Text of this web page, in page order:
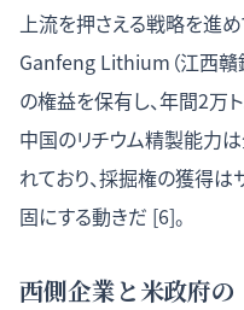
上流を押さえる戦略を進め
Ganfeng Lithium（江西贛
の権益を保有し、年間2万
中国のリチウム精製能力
れており、採掘権の獲得は
固にする動きだ [6]。
西側企業と米政府